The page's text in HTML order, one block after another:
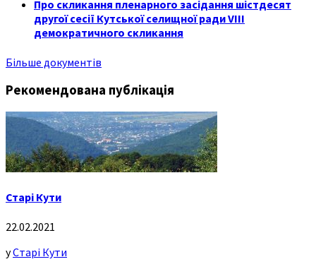
Про скликання пленарного засідання шістдесят
другої сесії Кутської селищної ради VIII
демократичного скликання
Більше документів
Рекомендована публікація
Старі Кути
22.02.2021
уСтарі Кути